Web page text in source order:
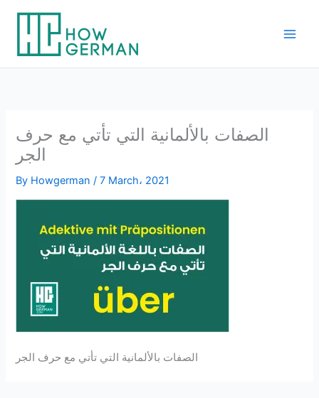
content
الصفات بالألمانية التي تأتي مع حرف
الجر
By Howgerman/7 March، 2021
الصفات بالألمانية التي تأتي مع حرف الجر